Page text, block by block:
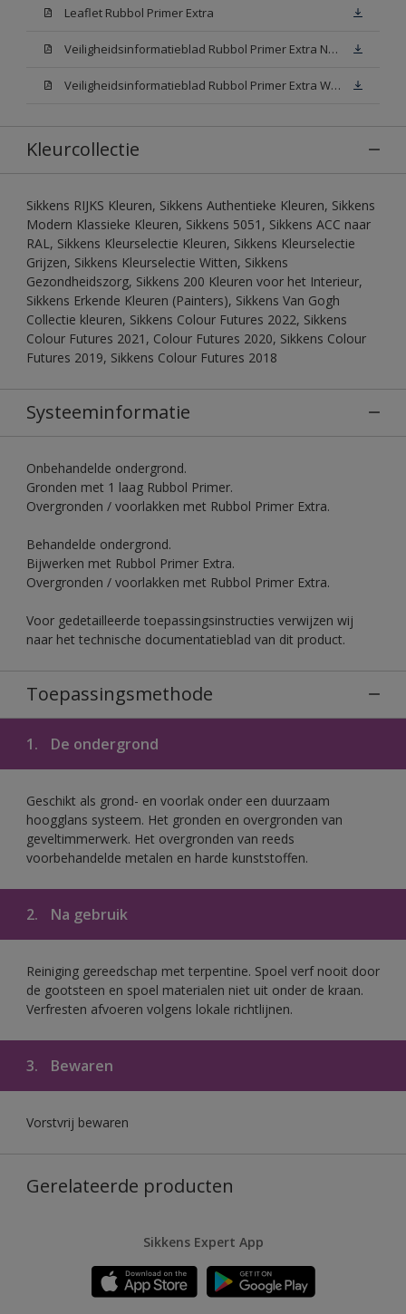
Leaflet Rubbol Primer Extra
Veiligheidsinformatieblad Rubbol Primer Extra N00 (MSDS)
Veiligheidsinformatieblad Rubbol Primer Extra White W05 (MSDS)
Kleurcollectie
Sikkens RIJKS Kleuren, Sikkens Authentieke Kleuren, Sikkens
Modern Klassieke Kleuren, Sikkens 5051, Sikkens ACC naar
RAL, Sikkens Kleurselectie Kleuren, Sikkens Kleurselectie
Grijzen, Sikkens Kleurselectie Witten, Sikkens
Gezondheidszorg, Sikkens 200 Kleuren voor het Interieur,
Sikkens Erkende Kleuren (Painters), Sikkens Van Gogh
Collectie kleuren, Sikkens Colour Futures 2022, Sikkens
Colour Futures 2021, Colour Futures 2020, Sikkens Colour
Futures 2019, Sikkens Colour Futures 2018
Systeeminformatie
Onbehandelde ondergrond.
Gronden met 1 laag Rubbol Primer.
Overgronden / voorlakken met Rubbol Primer Extra.
Behandelde ondergrond.
Bijwerken met Rubbol Primer Extra.
Overgronden / voorlakken met Rubbol Primer Extra.
Voor gedetailleerde toepassingsinstructies verwijzen wij
naar het technische documentatieblad van dit product.
Toepassingsmethode
1. De ondergrond
Geschikt als grond- en voorlak onder een duurzaam
hoogglans systeem. Het gronden en overgronden van
geveltimmerwerk. Het overgronden van reeds
voorbehandelde metalen en harde kunststoffen.
2. Na gebruik
Reiniging gereedschap met terpentine. Spoel verf nooit door
de gootsteen en spoel materialen niet uit onder de kraan.
Verfresten afvoeren volgens lokale richtlijnen.
3. Bewaren
Vorstvrij bewaren
Gerelateerde producten
Sikkens Expert App